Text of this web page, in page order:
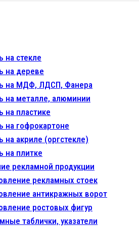
на стекле
на дереве
на МДФ, ЛДСП, Фанера
на металле, алюминии
на пластике
на гофрокартоне
на акриле (оргстекле)
на плитке
рекламной продукции
рекламных стоек
антикражных ворот
ростовых фигур
таблички, указатели